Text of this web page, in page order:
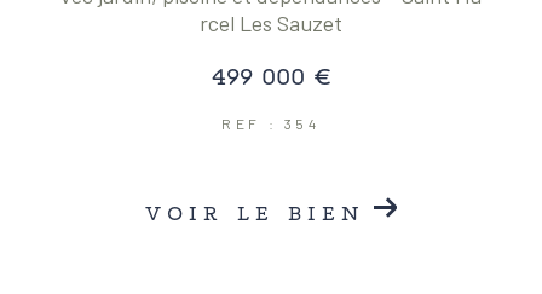
rcel Les Sauzet
499 000 €
REF : 354
VOIR LE BIEN